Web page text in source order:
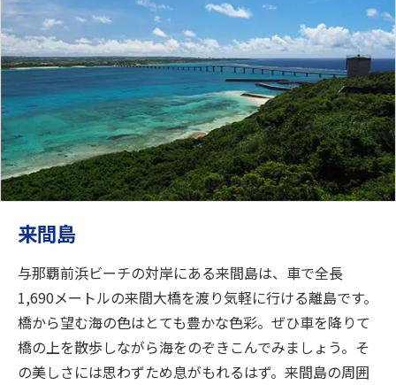
来間島
与那覇前浜ビーチの対岸にある来間島は、車で全長
1,690メートルの来間大橋を渡り気軽に行ける離島です。
橋から望む海の色はとても豊かな色彩。ぜひ車を降りて
橋の上を散歩しながら海をのぞきこんでみましょう。そ
の美しさには思わずため息がもれるはず。来間島の周囲